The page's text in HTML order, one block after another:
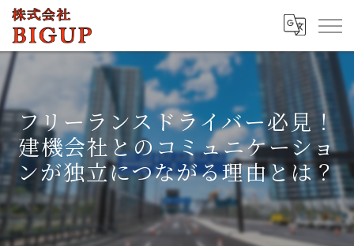
フリーランスドライバー必見！
建機会社とのコミュニケーショ
ンが独立につながる理由とは？